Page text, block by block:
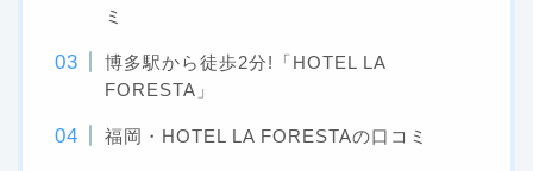
ミ
博多駅から徒歩2分!「HOTEL LA
FORESTA」
福岡・HOTEL LA FORESTAの口コミ